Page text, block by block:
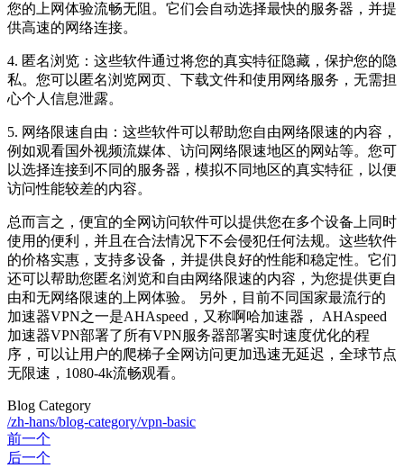
您的上网体验流畅无阻。它们会自动选择最快的服务器，并提
供高速的网络连接。
4. 匿名浏览：这些软件通过将您的真实特征隐藏，保护您的隐
私。您可以匿名浏览网页、下载文件和使用网络服务，无需担
心个人信息泄露。
5. 网络限速自由：这些软件可以帮助您自由网络限速的内容，
例如观看国外视频流媒体、访问网络限速地区的网站等。您可
以选择连接到不同的服务器，模拟不同地区的真实特征，以便
访问性能较差的内容。
总而言之，便宜的全网访问软件可以提供您在多个设备上同时
使用的便利，并且在合法情况下不会侵犯任何法规。这些软件
的价格实惠，支持多设备，并提供良好的性能和稳定性。它们
还可以帮助您匿名浏览和自由网络限速的内容，为您提供更自
由和无网络限速的上网体验。 另外，目前不同国家最流行的
加速器VPN之一是AHAspeed，又称啊哈加速器， AHAspeed
加速器VPN部署了所有VPN服务器部署实时速度优化的程
序，可以让用户的爬梯子全网访问更加迅速无延迟，全球节点
无限速，1080-4k流畅观看。
Blog Category
/zh-hans/blog-category/vpn-basic
前一个
后一个